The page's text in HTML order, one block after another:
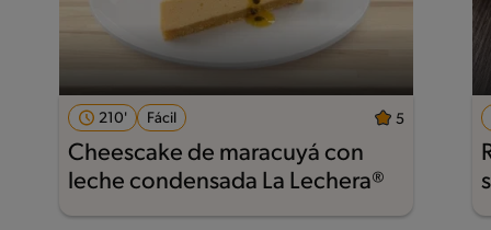
210' Fácil 5
Cheescake de maracuyá con
leche condensada La Lechera®